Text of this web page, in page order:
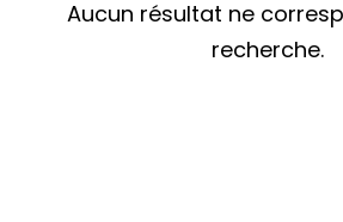
Aucun résultat ne
recherche.